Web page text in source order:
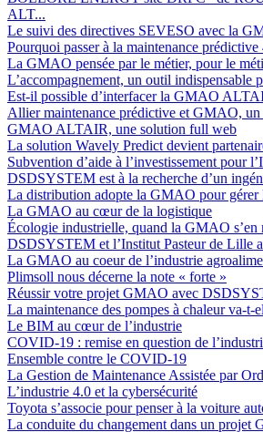
ALT...
Le suivi des directives SEVESO avec la
Pourquoi passer à la maintenance prédictive
La GMAO pensée par le métier, pour le
L’accompagnement, un outil indispensable
Est-il possible d’interfacer la GMAO
Allier maintenance prédictive et GMAO,
GMAO ALTAIR, une solution full web
La solution Wavely Predict devient
Subvention d’aide à l’investissement pour
DSDSYSTEM est à la recherche d’un
La distribution adopte la GMAO pour gérer
La GMAO au cœur de la logistique
Écologie industrielle, quand la GMAO s’en
DSDSYSTEM et l’Institut Pasteur de Lille
La GMAO au coeur de l’industrie
Plimsoll nous décerne la note « forte »
Réussir votre projet GMAO avec
La maintenance des pompes à chaleur va-t-
Le BIM au cœur de l’industrie
COVID-19 : remise en question de
Ensemble contre le COVID-19
La Gestion de Maintenance Assistée par
L’industrie 4.0 et la cybersécurité
Toyota s’associe pour penser à la voiture
La conduite du changement dans un projet